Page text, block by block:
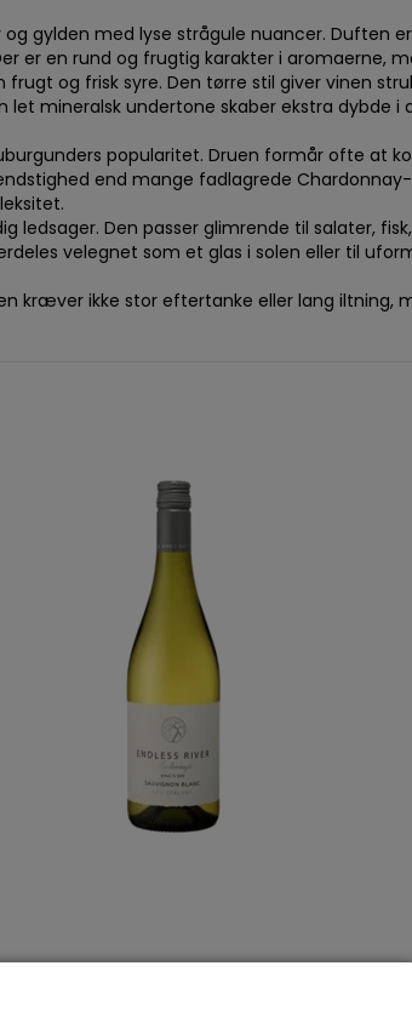
og gylden med lyse strågule nuancer.
er en rund og frugtig karakter i aromaerne,
og frisk syre. Den tørre stil giver vinen
mineralsk undertone skaber ekstra dybde
popularitet. Druen formår ofte at
end mange fadlagrede
ledsager. Den passer glimrende til salater,
velegnet som et glas i solen eller til
kræver ikke stor eftertanke eller lang